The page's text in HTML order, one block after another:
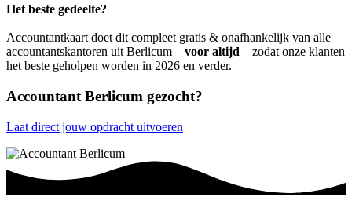
Het beste gedeelte?
Accountantkaart doet dit compleet gratis & onafhankelijk van alle
accountantskantoren uit Berlicum – voor altijd – zodat onze klanten
het beste geholpen worden in 2026 en verder.
Accountant Berlicum gezocht?
Laat direct jouw opdracht uitvoeren